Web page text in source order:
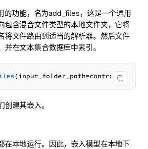
的功能，名为add_files，这是一个通用
包含混合文件类型的本地文件夹，它将
将文件路由到适当的解析器。然后文件
在文本集合数据库中索引。
建其嵌入。
在本地运行。因此，嵌入模型在本地下